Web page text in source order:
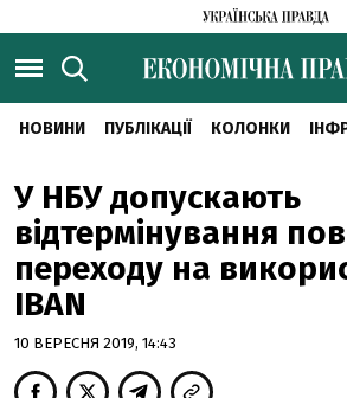
НОВИНИ ПУБЛІКАЦІЇ КОЛОНКИ
У НБУ допускають
відтермінування
переходу на
IBAN
10 ВЕРЕСНЯ 2019, 14:43